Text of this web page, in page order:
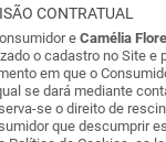
CONTRATUAL
e Camélia
o cadastro no Site e
em que o
se dará mediante
se o direito de
que descumprir